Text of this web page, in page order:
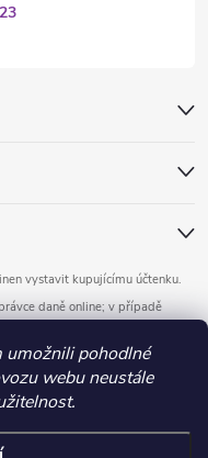
umožnili pohodlné
webu neustále
vystavit kupujícímu účtenku.
daně online; v případě
vyhrazena.